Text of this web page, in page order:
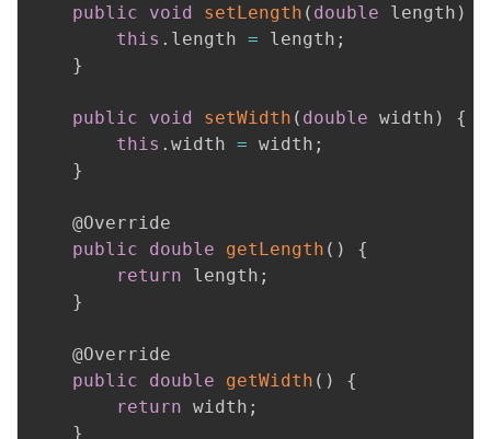
public void setLength ( double length )
this . length = length ;
}
public void setWidth ( double width )
{
this . width = width ;
}
@Override
public
double getLength ( )
{
return length ;
}
@Override
public
double getWidth ( )
{
return width ;
}